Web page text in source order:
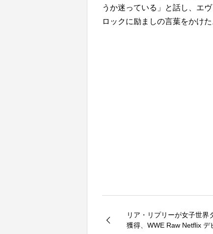
うか迷っている」と話し、エ
ロックに励ましの言葉をかけた
リア・リプリーが女子世界
獲得、WWE Raw Netflix デ